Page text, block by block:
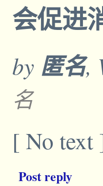
会促进
by 匿名,
名
[ No text
Post reply